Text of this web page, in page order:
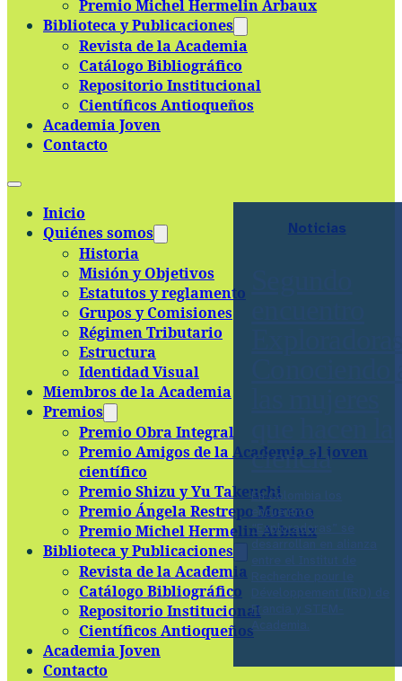
Skip to main contentSkip to footer
Premio Michel Hermelin Arbaux
Biblioteca y Publicaciones
Revista de la Academia
Catálogo Bibliográfico
Repositorio Institucional
Científicos Antioqueños
Academia Joven
Contacto
Inicio
Quiénes somos
Historia
Misión y Objetivos
Estatutos y reglamento
Grupos y Comisiones
Régimen Tributario
Estructura
Identidad Visual
Miembros de la Academia
Premios
Premio Obra Integral
Premio Amigos de la Academia al joven
científico
Premio Shizu y Yu Takeuchi
Premio Ángela Restrepo Moreno
Premio Michel Hermelin Arbaux
Biblioteca y Publicaciones
Revista de la Academia
Catálogo Bibliográfico
Repositorio Institucional
Científicos Antioqueños
Academia Joven
Contacto
Noticias
ciencia
En Colombia los
encuentros
“Exploradoras” se
desarrollan en alianza
Francia y STEM-